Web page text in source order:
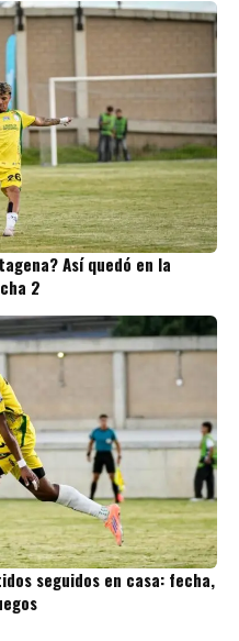
Así quedó en la
2
seguidos en casa: fecha,